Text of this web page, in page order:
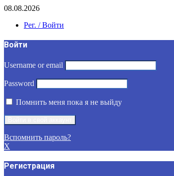
08.08.2026
Рег. / Войти
Войти
Username or email
Password
Помнить меня пока я не выйду
Вспомнить пароль?
X
Регистрация